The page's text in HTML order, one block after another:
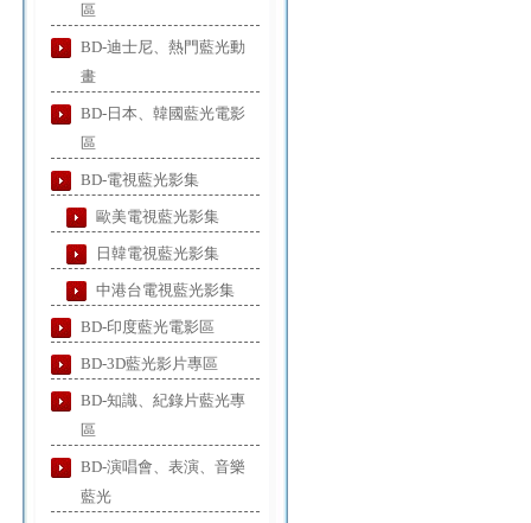
區
BD-迪士尼、熱門藍光動
畫
BD-日本、韓國藍光電影
區
BD-電視藍光影集
歐美電視藍光影集
日韓電視藍光影集
中港台電視藍光影集
BD-印度藍光電影區
BD-3D藍光影片專區
BD-知識、紀錄片藍光專
區
BD-演唱會、表演、音樂
藍光